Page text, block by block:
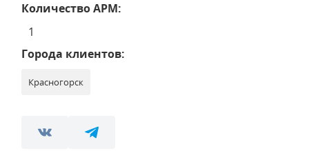
Количество АРМ:
1
Города клиентов:
Красногорск